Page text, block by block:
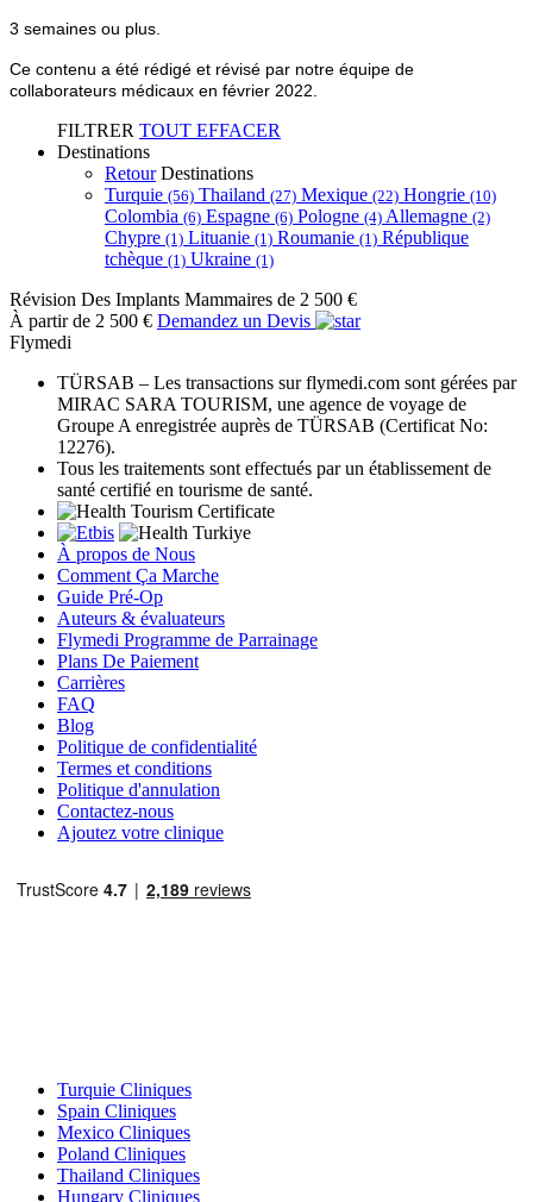
3 semaines ou plus.
Ce contenu a été rédigé et révisé par notre équipe de
collaborateurs médicaux en février 2022.
FILTRER TOUT EFFACER
Destinations
Retour Destinations
Turquie (56) Thailand (27) Mexique (22) Hongrie (10)
Colombia (6) Espagne (6) Pologne (4) Allemagne (2)
Chypre (1) Lituanie (1) Roumanie (1) République
tchèque (1) Ukraine (1)
Révision Des Implants Mammaires de 2 500 €
À partir de 2 500 € Demandez un Devis
Flymedi
TÜRSAB – Les transactions sur flymedi.com sont gérées par
MIRAC SARA TOURISM, une agence de voyage de
Groupe A enregistrée auprès de TÜRSAB (Certificat No:
12276).
Tous les traitements sont effectués par un établissement de
santé certifié en tourisme de santé.
À propos de Nous
Comment Ça Marche
Guide Pré-Op
Auteurs & évaluateurs
Flymedi Programme de Parrainage
Plans De Paiement
Carrières
FAQ
Blog
Politique de confidentialité
Termes et conditions
Politique d'annulation
Contactez-nous
Ajoutez votre clinique
Turquie Cliniques
Spain Cliniques
Mexico Cliniques
Poland Cliniques
Thailand Cliniques
Hungary Cliniques